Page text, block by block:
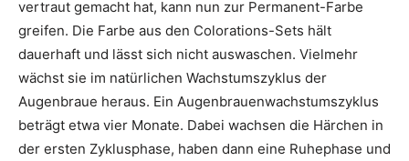
vertraut gemacht hat, kann nun zur Permanent-Farbe
greifen. Die Farbe aus den Colorations-Sets hält
dauerhaft und lässt sich nicht auswaschen. Vielmehr
wächst sie im natürlichen Wachstumszyklus der
Augenbraue heraus. Ein Augenbrauenwachstumszyklus
beträgt etwa vier Monate. Dabei wachsen die Härchen in
der ersten Zyklusphase, haben dann eine Ruhephase und